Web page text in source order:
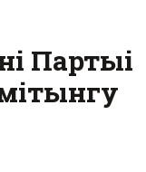
Партыі